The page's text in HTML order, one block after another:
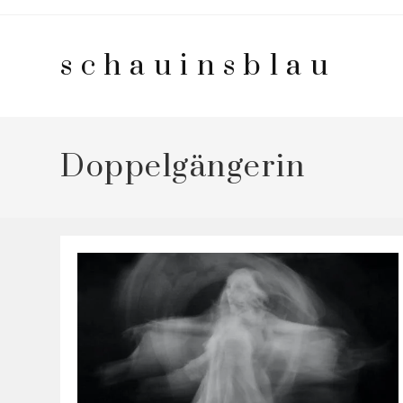
schauinsblau
Doppelgängerin